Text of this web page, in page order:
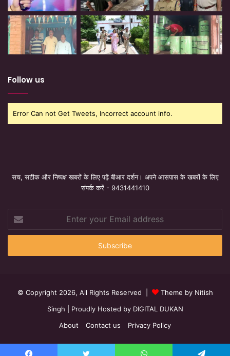
Follow us
Error Can not Get Tweets, Incorrect account info.
सच, सटीक और निष्पक्ष खबरों के लिए पढ़ें बीआर दर्शन। अपने आसपास के खबरों के लिए
संपर्क करें - 9431441410
your
Email
© Copyright 2026, All Rights Reserved |
Theme by Nitish
Singh | Proudly Hosted by DIGITAL DUKAN
About
Contact us Privacy Policy